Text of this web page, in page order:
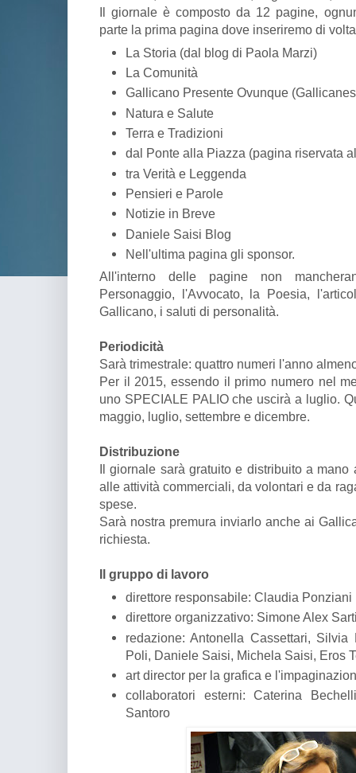
Il giornale è composto da 12 pagine,
parte la prima pagina dove inseriremo di
La Storia (dal blog di Paola Marzi)
La Comunità
Gallicano Presente Ovunque
Natura e Salute
Terra e Tradizioni
dal Ponte alla Piazza (pagina riservata
tra Verità e Leggenda
Pensieri e Parole
Notizie in Breve
Daniele Saisi Blog
Nell'ultima pagina gli sponsor.
All'interno delle pagine non
Personaggio, l'Avvocato, la Poesia,
Gallicano, i saluti di personalità.
Periodicità
Sarà trimestrale: quattro numeri l'anno
Per il 2015, essendo il primo numero nel
uno SPECIALE PALIO che uscirà a luglio.
maggio, luglio, settembre e dicembre.
Distribuzione
Il giornale sarà gratuito e distribuito a
alle attività commerciali, da volontari e da
spese.
Sarà nostra premura inviarlo anche ai
richiesta.
Il gruppo di lavoro
direttore responsabile: Claudia Ponziani
direttore organizzativo: Simone Alex
redazione: Antonella Cassettari,
Poli, Daniele Saisi, Michela Saisi, Eros
art director per la grafica e
collaboratori esterni: Caterina
Santoro